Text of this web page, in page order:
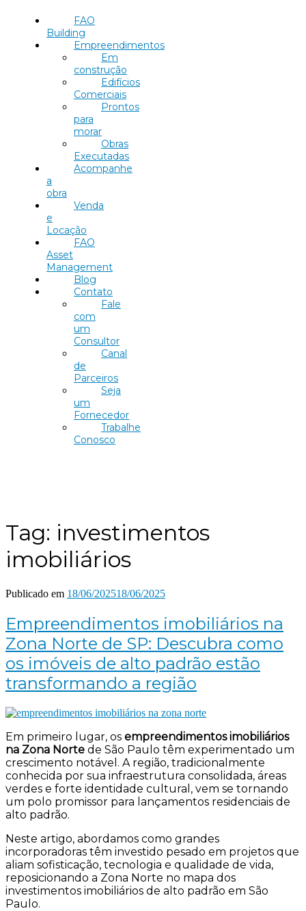
FAO
Building
Empreendimentos
Em
construção
Edifícios
Comerciais
Prontos
para
morar
Obras
Executadas
Acompanhe
a
obra
Venda
e
Locação
FAO
Asset
Management
Blog
Contato
Fale
com
um
Consultor
Canal
de
Parceiros
Seja
um
Fornecedor
Trabalhe
Conosco
Tag: investimentos
imobiliários
Publicado em 18/06/202518/06/2025
Empreendimentos imobiliários na
Zona Norte de SP: Descubra como
os imóveis de alto padrão estão
transformando a região
Em primeiro lugar, os empreendimentos imobiliários
na Zona Norte de São Paulo têm experimentado um
crescimento notável. A região, tradicionalmente
conhecida por sua infraestrutura consolidada, áreas
verdes e forte identidade cultural, vem se tornando
um polo promissor para lançamentos residenciais de
alto padrão.
Neste artigo, abordamos como grandes
incorporadoras têm investido pesado em projetos que
aliam sofisticação, tecnologia e qualidade de vida,
reposicionando a Zona Norte no mapa dos
investimentos imobiliários de alto padrão em São
Paulo.